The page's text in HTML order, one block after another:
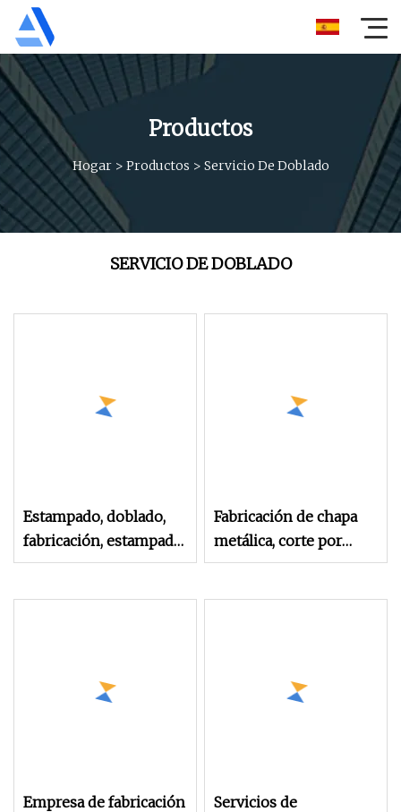
Productos
Hogar> Productos > Servicio De Doblado
SERVICIO DE DOBLADO
Estampado, doblado,
fabricación, estampado
de metal, mecanizado
Fabricación de chapa
metálica, corte por
láser, chapa de latón,
Empresa de fabricación
Servicios de